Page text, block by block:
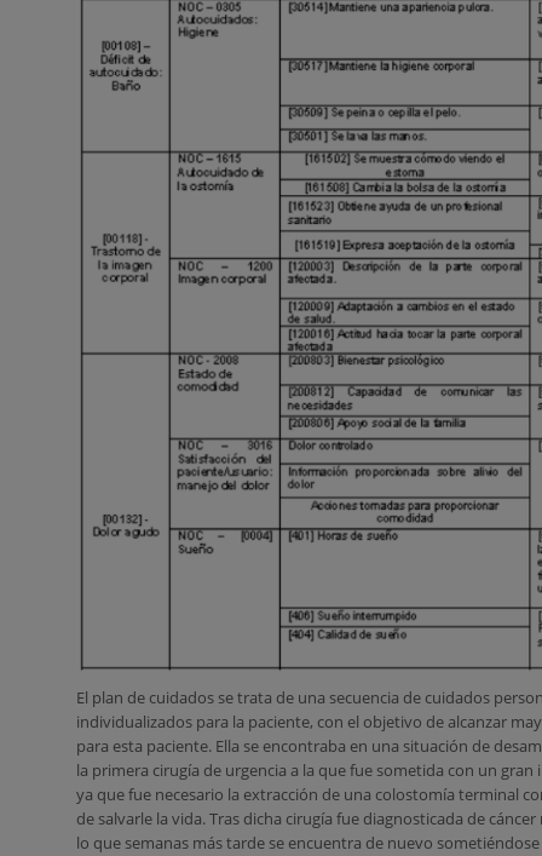
El plan de cuidados se trata de una secuencia de cuidados
individualizados para la paciente, con el objetivo de alcanzar
para esta paciente. Ella se encontraba en una situación de
la primera cirugía de urgencia a la que fue sometida con un
ya que fue necesario la extracción de una colostomía terminal
de salvarle la vida. Tras dicha cirugía fue diagnosticada de
lo que semanas más tarde se encuentra de nuevo